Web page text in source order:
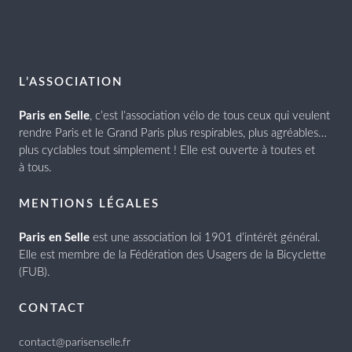
L’ASSOCIATION
Paris en Selle, c’est l’association vélo de tous ceux qui veulent
rendre Paris et le Grand Paris plus respirables, plus agréables…
plus cyclables tout simplement ! Elle est ouverte à toutes et
à tous.
MENTIONS LÉGALES
Paris en Selle est une association loi 1901 d’intérêt général.
Elle est membre de la Fédération des Usagers de la Bicyclette
(FUB).
CONTACT
contact@parisenselle.fr